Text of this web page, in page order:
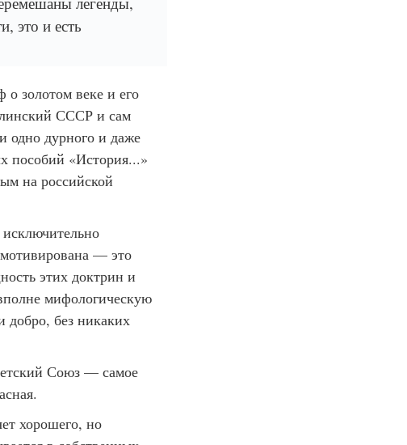
это и есть
о золотом веке и его
СССР и сам
одно дурного и даже
пособий «История...»
на российской
— это
этих доктрин и
мифологическую
добро, без никаких
Союз — самое
хорошего, но